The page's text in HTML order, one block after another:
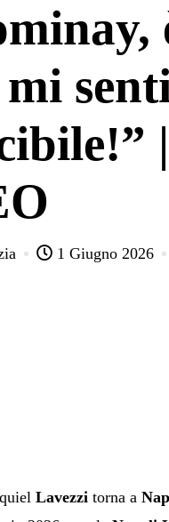
|
1 Giugno 2026
Lavezzitorna a